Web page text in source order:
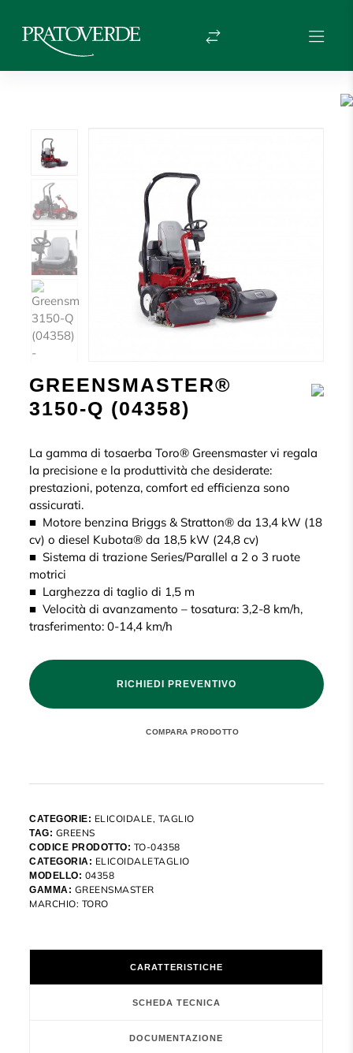
GREENSMASTER®
3150-Q (04358)
La gamma di tosaerba Toro® Greensmaster vi regala
la precisione e la produttività che desiderate:
prestazioni, potenza, comfort ed efficienza sono
assicurati.
■ Motore benzina Briggs & Stratton® da 13,4 kW (18
cv) o diesel Kubota® da 18,5 kW (24,8 cv)
■ Sistema di trazione Series/Parallel a 2 o 3 ruote
motrici
■ Larghezza di taglio di 1,5 m
■ Velocità di avanzamento – tosatura: 3,2-8 km/h,
trasferimento: 0-14,4 km/h
RICHIEDI PREVENTIVO
CATEGORIE: ELICOIDALE, TAGLIO
TAG: GREENS
CODICE PRODOTTO: TO-04358
CATEGORIA: ELICOIDALETAGLIO
MODELLO: 04358
GAMMA: GREENSMASTER
MARCHIO: TORO
CARATTERISTICHE
SCHEDA TECNICA
DOCUMENTAZIONE